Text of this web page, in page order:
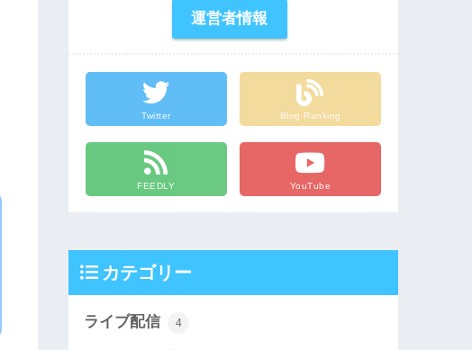
運営者情報
Twitter Blog Ranking
FEEDLY YouTube
カテゴリー
ライブ配信 4